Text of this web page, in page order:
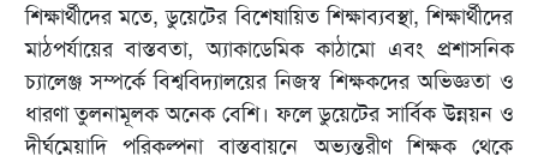
শিক্ষার্থীদের মতে, ডুয়েটের বিশেষায়িত শিক্ষাব্যবস্থা, শিক্ষার্থীদের
মাঠপর্যায়ের বাস্তবতা, অ্যাকাডেমিক কাঠামো এবং প্রশাসনিক
চ্যালেঞ্জ সম্পর্কে বিশ্ববিদ্যালয়ের নিজস্ব শিক্ষকদের অভিজ্ঞতা ও
ধারণা তুলনামূলক অনেক বেশি। ফলে ডুয়েটের সার্বিক উন্নয়ন ও
দীর্ঘমেয়াদি পরিকল্পনা বাস্তবায়নে অভ্যন্তরীণ শিক্ষক থেকে